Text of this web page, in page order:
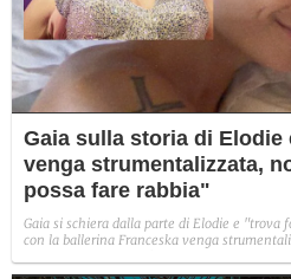
Gaia sulla storia di Elodie
venga strumentalizzata,
possa fare rabbia"
Gaia si schiera dalla parte di Elodie e
con la ballerina Franceska venga